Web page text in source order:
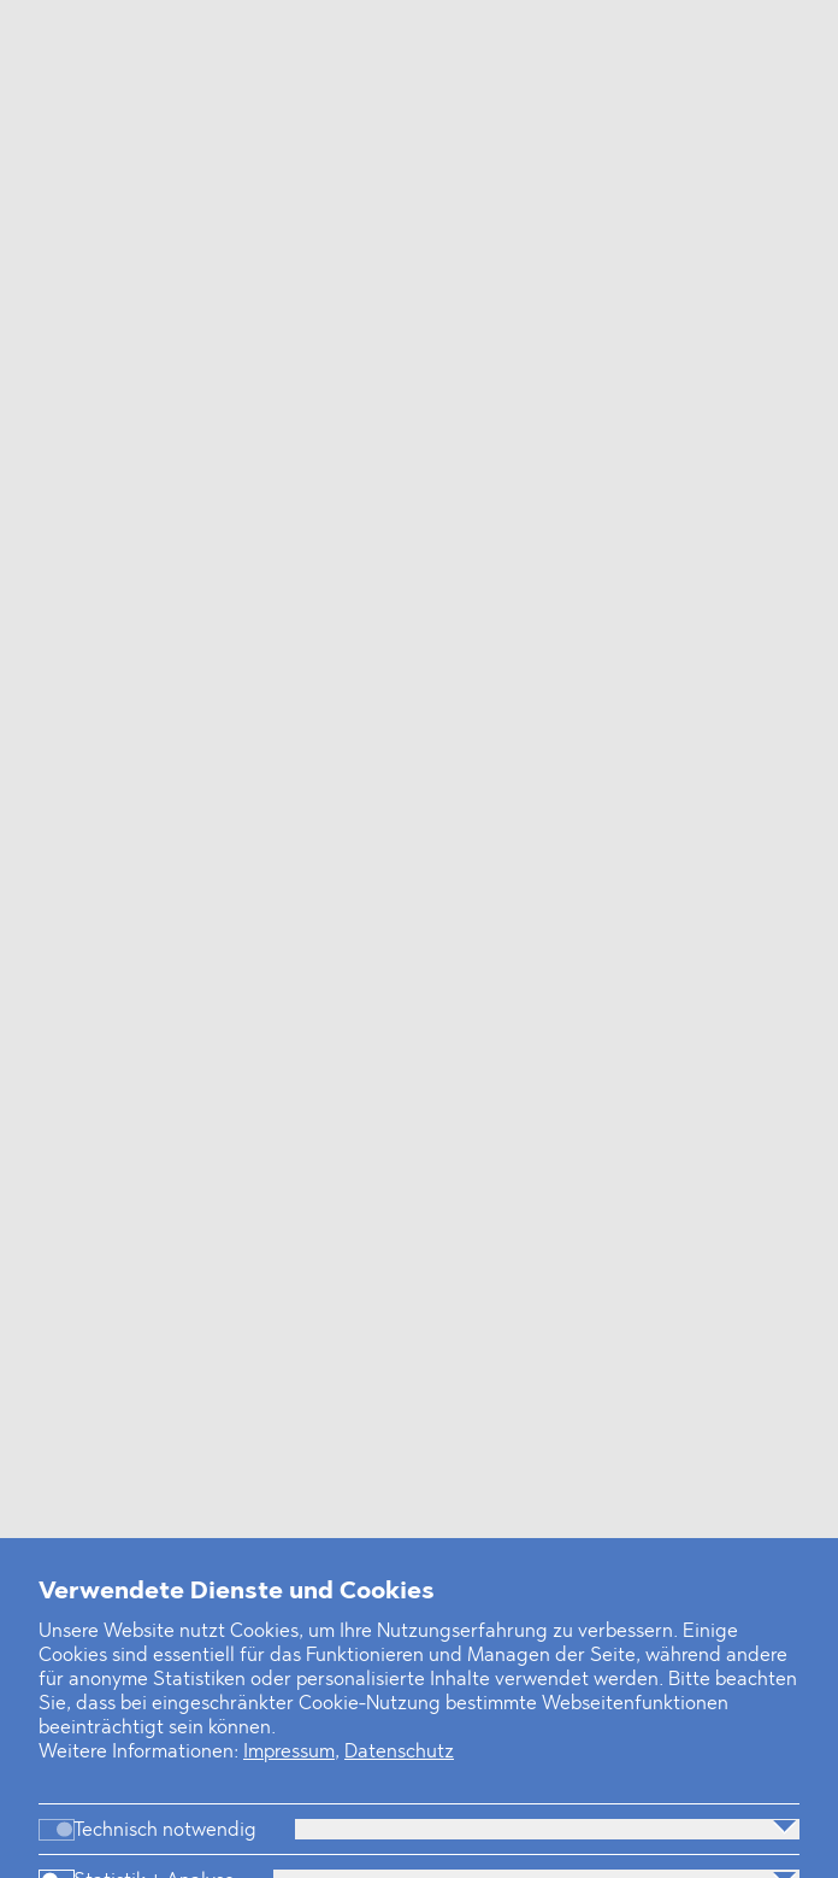
Verwendete Dienste und Cookies
Unsere Website nutzt Cookies, um Ihre Nutzungserfahrung zu verbessern. Einige
Cookies sind essentiell für das Funktionieren und Managen der Seite, während andere
für anonyme Statistiken oder personalisierte Inhalte verwendet werden. Bitte beachten
Sie, dass bei eingeschränkter Cookie-Nutzung bestimmte Webseitenfunktionen
beeinträchtigt sein können.
Weitere Informationen:
Impressum, Datenschutz
Technisch notwendig